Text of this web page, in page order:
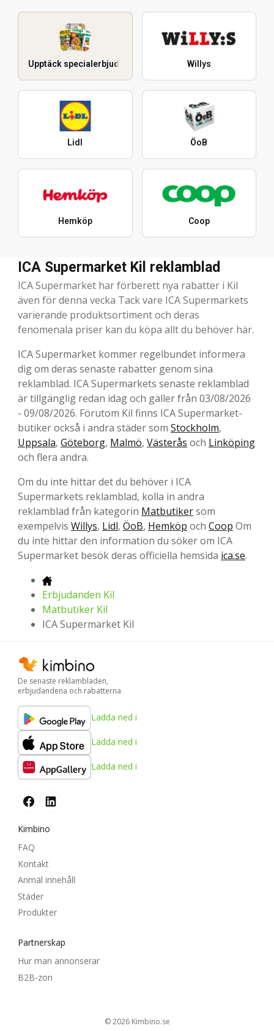
Upptäck specialerbjudanden Willys
Lidl ÖoB
Hemköp Coop
ICA Supermarket Kil reklamblad
ICA Supermarket har förberett nya rabatter i Kil
även för denna vecka Tack vare ICA Supermarkets
varierande produktsortiment och deras
fenomenala priser kan du köpa allt du behöver här.
ICA Supermarket kommer regelbundet informera
dig om deras senaste rabatter genom sina
reklamblad. ICA Supermarkets senaste reklamblad
är tillgänglig redan idag och gäller från 03/08/2026
- 09/08/2026. Förutom Kil finns ICA Supermarket-
butiker också i andra städer som Stockholm,
Uppsala, Göteborg, Malmö, Västerås och Linköping
och flera andra.
Om du inte hittar det du behöver i ICA
Supermarkets reklamblad, kolla in andra
reklamblad från kategorin Matbutikersom
exempelvis Willys, Lidl, ÖoB, Hemköp och Coop Om
du inte hittar den information du söker om ICA
Supermarket besök deras officiella hemsida ica.se.
Erbjudanden Kil
Matbutiker Kil
ICA Supermarket Kil
De senaste reklambladen,
erbjudandena och rabatterna
Ladda ned i
Ladda ned i
Ladda ned i
Kimbino
FAQ
Kontakt
Anmäl innehåll
Städer
Produkter
Partnerskap
Hur man annonserar
B2B-zon
© 2026 kimbino.se